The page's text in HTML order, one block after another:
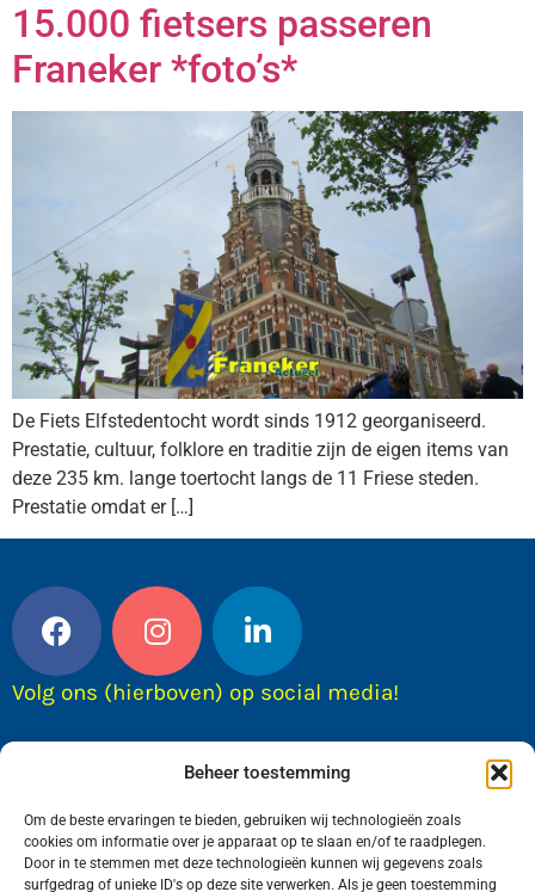
Beheer toestemming
Om de beste ervaringen te bieden, gebruiken wij technologieën zoals
cookies om informatie over je apparaat op te slaan en/of te raadplegen.
Door in te stemmen met deze technologieën kunnen wij gegevens zoals
surfgedrag of unieke ID's op deze site verwerken. Als je geen toestemming
15.000 fietsers passeren
Franeker *foto’s*
De Fiets Elfstedentocht wordt sinds 1912 georganiseerd.
Prestatie, cultuur, folklore en traditie zijn de eigen items van
deze 235 km. lange toertocht langs de 11 Friese steden.
Prestatie omdat er […]
Volg ons (hierboven) op social media!